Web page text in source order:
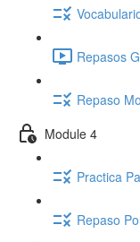
Repasos
Repaso
Module 4
Practica
Repaso